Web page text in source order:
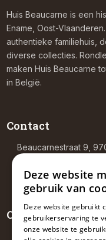
Huis Beaucarne is een
Ename, Oost-
authentieke familiehuis,
diverse collecties.
maken Huis Beaucarne
in België.
Contact
Beaucarnestraat 9,
Openingsuren
Deze website
gebruik van
Deze website gebruikt
gebruikerservaring te
onze website te